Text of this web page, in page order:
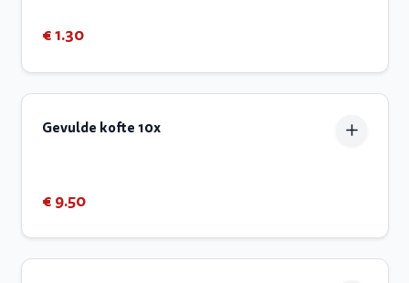
€ 1.30
Gevulde kofte 10x
€ 9.50